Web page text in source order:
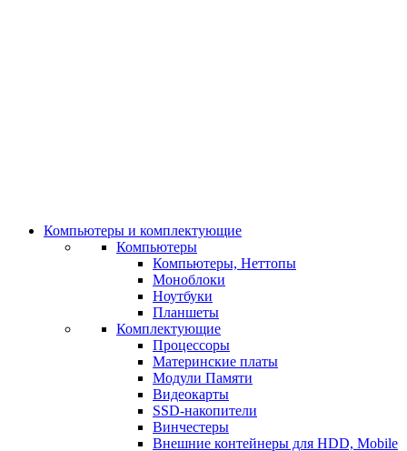
Компьютеры и комплектующие
Компьютеры
Компьютеры, Неттопы
Моноблоки
Ноутбуки
Планшеты
Комплектующие
Процессоры
Материнские платы
Модули Памяти
Видеокарты
SSD-накопители
Винчестеры
Внешние контейнеры для HDD, Mobile